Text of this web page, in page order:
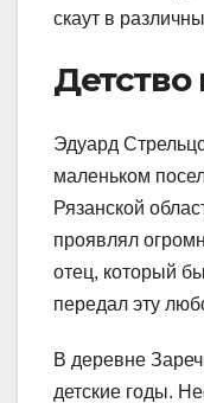
скаут в
Детство
Эдуард
маленьком
Рязанской
проявлял
отец, который
передал эту
В деревне
детские годы.